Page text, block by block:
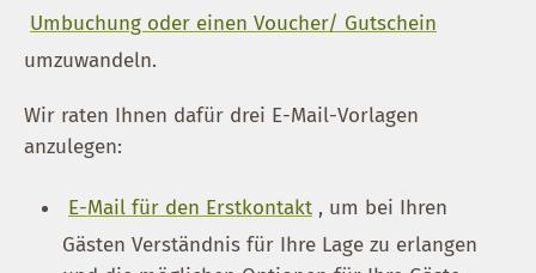
Umbuchung oder einen Voucher/ Gutschein
umzuwandeln.
Wir raten Ihnen dafür drei E-Mail-Vorlagen
anzulegen:
E-Mail für den Erstkontakt , um bei Ihren
Gästen Verständnis für Ihre Lage zu erlangen